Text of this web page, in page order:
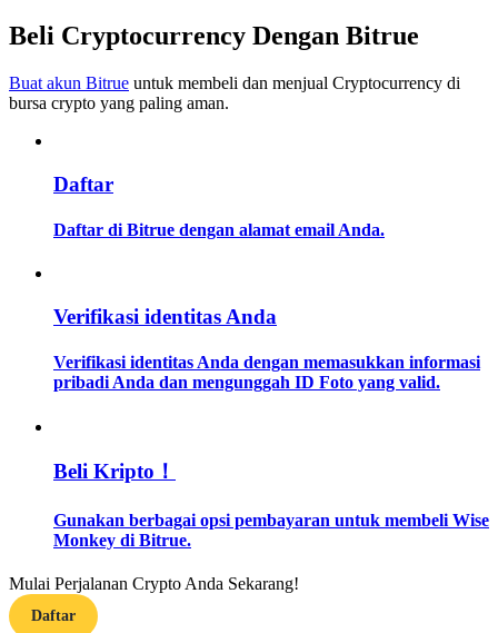
Memandu
Panduan Pemula Berjangka
Strategi perdagangan
Beli Cryptocurrency Dengan Bitrue
Buat akun Bitrue untuk membeli dan menjual Cryptocurrency di
bursa crypto yang paling aman.
Daftar
Daftar di Bitrue dengan alamat email Anda.
Verifikasi identitas Anda
Verifikasi identitas Anda dengan memasukkan informasi
pribadi Anda dan mengunggah ID Foto yang valid.
Beli Kripto！
Gunakan berbagai opsi pembayaran untuk membeli Wise
Monkey di Bitrue.
Mulai Perjalanan Crypto Anda Sekarang!
Daftar